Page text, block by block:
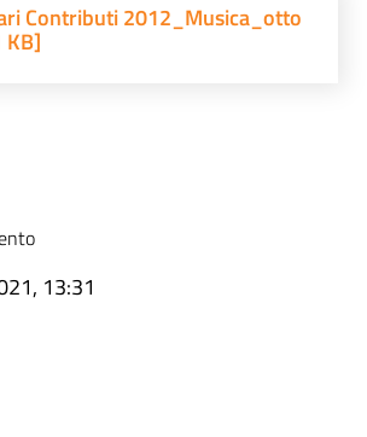
Contributi 2012_Musica_otto
KB]
13:31